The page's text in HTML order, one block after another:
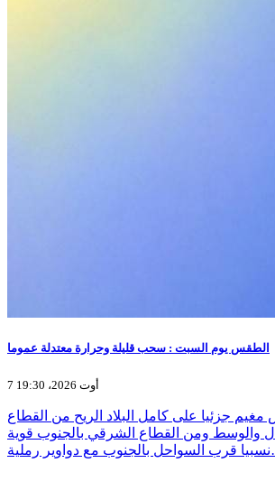
الطقس يوم السبت : سحب قليلة وحرارة معتدلة عموما
7 أوت 2026، 19:30
جزئيا على كامل البلاد الريح من القطاع
والوسط ومن القطاع الشرقي بالجنوب قوية
رملية…